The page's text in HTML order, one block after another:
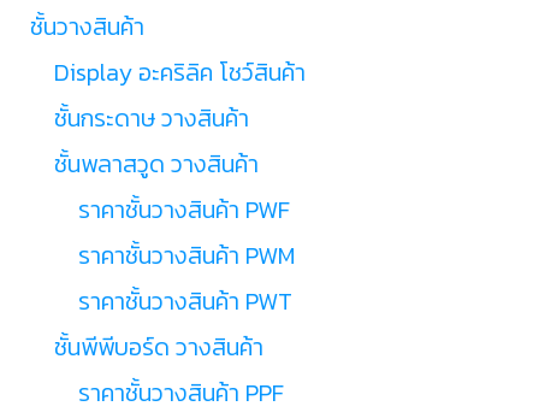
ชั้นวางสินค้า
Display อะคริลิค โชว์สินค้า
ชั้นกระดาษ วางสินค้า
ชั้นพลาสวูด วางสินค้า
ราคาชั้นวางสินค้า PWF
ราคาชั้นวางสินค้า PWM
ราคาชั้นวางสินค้า PWT
ชั้นพีพีบอร์ด วางสินค้า
ราคาชั้นวางสินค้า PPF